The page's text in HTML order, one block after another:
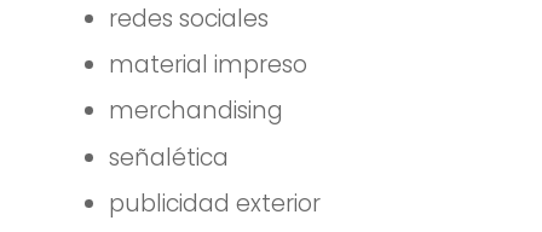
redes sociales
material impreso
merchandising
señalética
publicidad exterior